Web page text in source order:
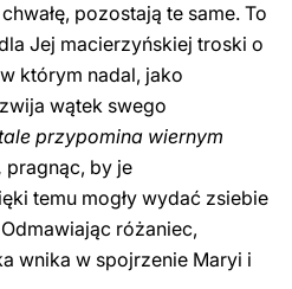
pozostają te same. To
Jej macierzyńskiej troski o
którym nadal, jako
wątek swego
przypomina wiernym
pragnąc, by je
temu mogły wydać zsiebie
różaniec,
wnika w spojrzenie Maryi i